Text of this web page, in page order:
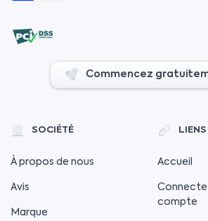
Commencez
SOCIÉTÉ
À propos de nous
Avis
Marque
Accueil
compte